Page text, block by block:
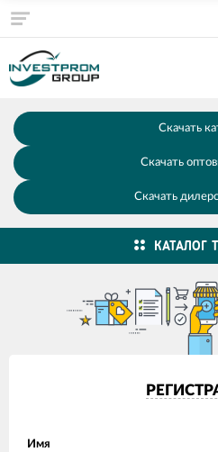
Скачать
Скачать
Скачать
КАТАЛОГ
Имя